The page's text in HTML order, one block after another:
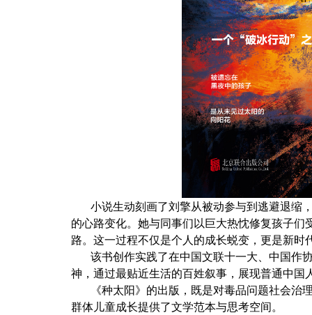
小说生动刻画了刘擎从被动参与到逃避退缩
的心路变化。她与同事们以巨大热忱修复孩子
路。这一过程不仅是个人的成长蜕变，更是新
该书创作实践了在中国文联十一大、中国作
神，通过最贴近生活的百姓叙事，展现普通中
《种太阳》的出版，既是对毒品问题社会
群体儿童成长提供了文学范本与思考空间。